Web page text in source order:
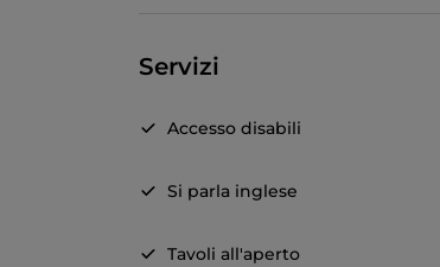
Servizi
Accesso disabili
Si parla inglese
Tavoli all'aperto